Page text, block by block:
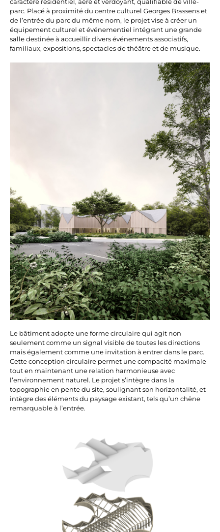
parc. Placé à proximité du centre culturel Georges Brassens et
de l’entrée du parc du même nom, le projet vise à créer un
équipement culturel et événementiel intégrant une grande
salle destinée à accueillir divers événements associatifs,
familiaux, expositions, spectacles de théâtre et de musique.
Le bâtiment adopte une forme circulaire qui agit non
seulement comme un signal visible de toutes les directions
mais également comme une invitation à entrer dans le parc.
Cette conception circulaire permet une compacité maximale
tout en maintenant une relation harmonieuse avec
l’environnement naturel. Le projet s’intègre dans la
topographie en pente du site, soulignant son horizontalité, et
intègre des éléments du paysage existant, tels qu’un chêne
remarquable à l’entrée.